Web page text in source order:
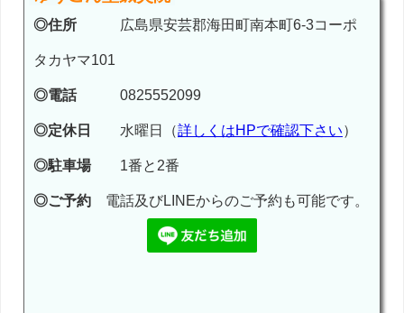
◎住所 広島県安芸郡海田町南本町6-3コーポ
タカヤマ101
◎電話0825552099
◎定休日 水曜日（詳しくはHPで確認下さい）
◎駐車場1番と2番
◎ご予約 電話及びLINEからのご予約も可能です。